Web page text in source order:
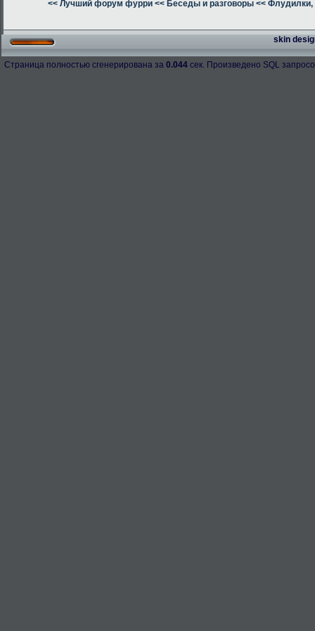
<< Лучший форум фурри << Беседы и разговоры << Флудилки,
skin
Страница полностью сгенерирована за 0.044 сек. Произведено SQL